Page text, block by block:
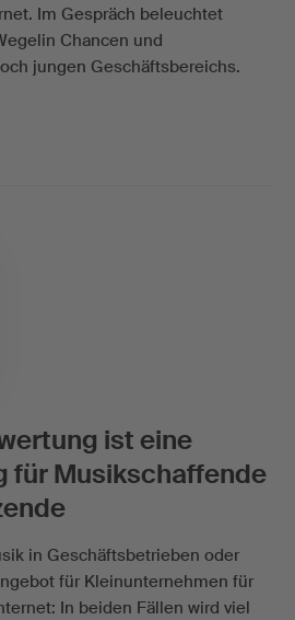
Im Gespräch beleuchtet
Chancen und
jungen Geschäftsbereichs.
ist eine
für Musikschaffende
in Geschäftsbetrieben oder
für Kleinunternehmen für
In beiden Fällen wird viel